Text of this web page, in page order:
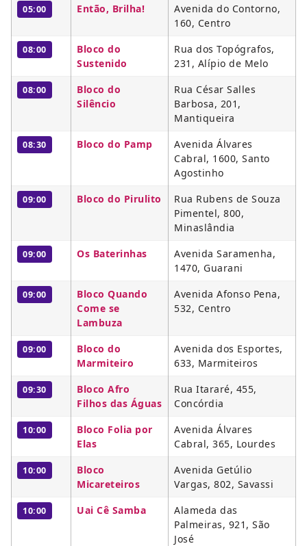
05:00 Então, Brilha!
Avenida do Contorno,
160, Centro
08:00
Bloco do
Sustenido
Rua dos Topógrafos,
231, Alípio de Melo
08:00
Bloco do
Silêncio
Rua César Salles
Barbosa, 201,
Mantiqueira
08:30 Bloco do Pamp
Avenida Álvares
Cabral, 1600, Santo
Agostinho
09:00 Bloco do Pirulito
Rua Rubens de Souza
Pimentel, 800,
Minaslândia
09:00 Os Baterinhas
Avenida Saramenha,
1470, Guarani
09:00
Bloco Quando
Come se
Lambuza
Avenida Afonso Pena,
532, Centro
09:00
Bloco do
Marmiteiro
Avenida dos Esportes,
633, Marmiteiros
09:30
Bloco Afro
Filhos das Águas
Rua Itararé, 455,
Concórdia
10:00
Bloco Folia por
Elas
Avenida Álvares
Cabral, 365, Lourdes
10:00
Bloco
Micareteiros
Avenida Getúlio
Vargas, 802, Savassi
10:00 Uai Cê Samba
Alameda das
Palmeiras, 921, São
José